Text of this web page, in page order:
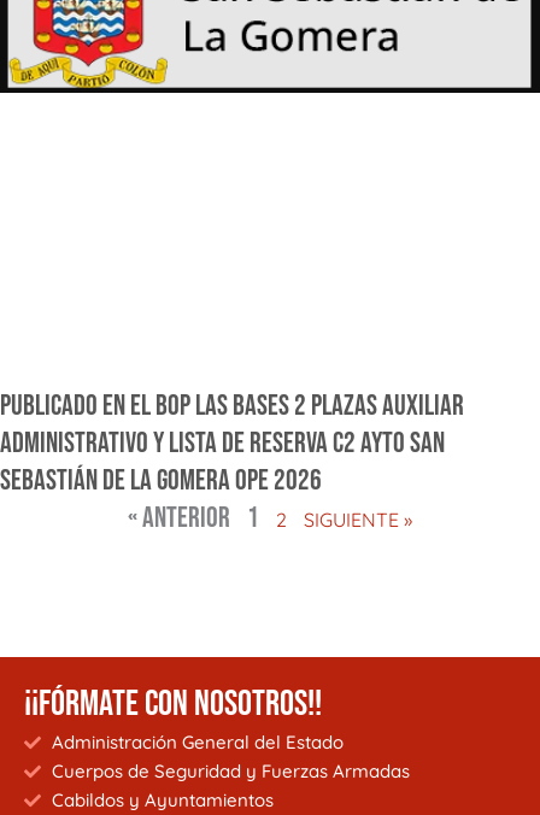
PUBLICADO EN EL BOP LAS BASES 2 PLAZAS AUXILIAR
ADMINISTRATIVO Y LISTA DE RESERVA C2 AYTO SAN
SEBASTIÁN DE LA GOMERA OPE 2026
« ANTERIOR 1 2 SIGUIENTE »
¡¡FÓRMATE CON NOSOTROS!!
Administración General del Estado
Cuerpos de Seguridad y Fuerzas Armadas
Cabildos y Ayuntamientos